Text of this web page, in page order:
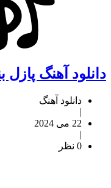
دانلود آهنگ
دانلود آهنگ
|
22 می 2024
|
0 نظر